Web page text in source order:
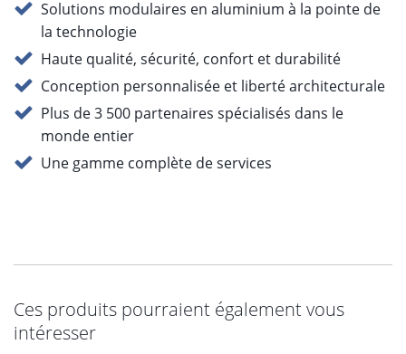
Entreprise familiale gérée par son propriétaire
depuis 1874
Développement et production en Allemagne
Plus de 3 500 partenaires spécialisés dans le
monde entier